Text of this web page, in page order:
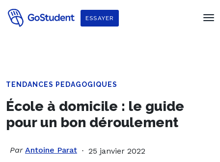
ESSAYER
TENDANCES PEDAGOGIQUES
École à domicile : le guide
pour un bon déroulement
Par Antoine Parat 25 janvier 2022